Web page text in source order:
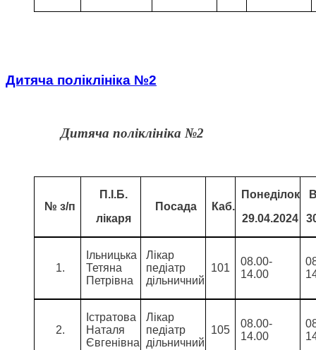
Дитяча поліклініка №2
Дитяча поліклініка №2
№ з/п
П.І.Б.
лікаря
Посада Каб.
Понеділок
29.04.2024
Ільницька
Тетяна
Петрівна
Лікар
педіатр
дільничний
101
08.00-
14.00
Істратова
Наталя
Євгенівна
Лікар
педіатр
дільничний
105
08.00-
14.00